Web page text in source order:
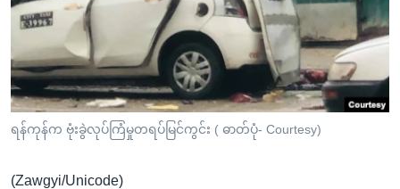
အ
ညွန်း
စာမျက်နှာ
သို့
ကျော်
ကြည့်
ရှာဖွေ
သုတပဒေသာ အင်္ဂလိပ်စာ
Learning English
ဗွီအိုအေ လူမှုကွန်ယက်များ
ရန်ကုန်က ဗုံးခွဲလုပ်ကြံမှုတရပ်မြင်ကွင်း ( ဓာတ်ပုံ- Courtesy)
(Zawgyi/Unicode)